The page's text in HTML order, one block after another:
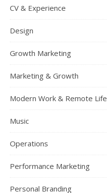
CV & Experience
Design
Growth Marketing
Marketing & Growth
Modern Work & Remote Life
Music
Operations
Performance Marketing
Personal Branding